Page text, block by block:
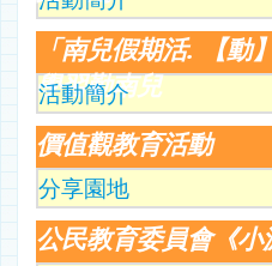
「南兒假期活. 【動
學習勤南兒
活動簡介
價值觀教育活動
分享園地
公民教育委員會《小